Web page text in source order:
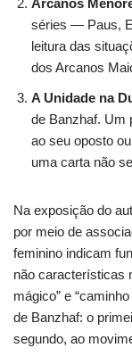
séries — Paus,
leitura das
dos Arcanos
A Unidade na
de Banzhaf. Um
ao seu oposto
uma carta não
Na exposição do
por meio de
feminino indicam
não características
mágico” e
de Banzhaf: o
segundo, ao